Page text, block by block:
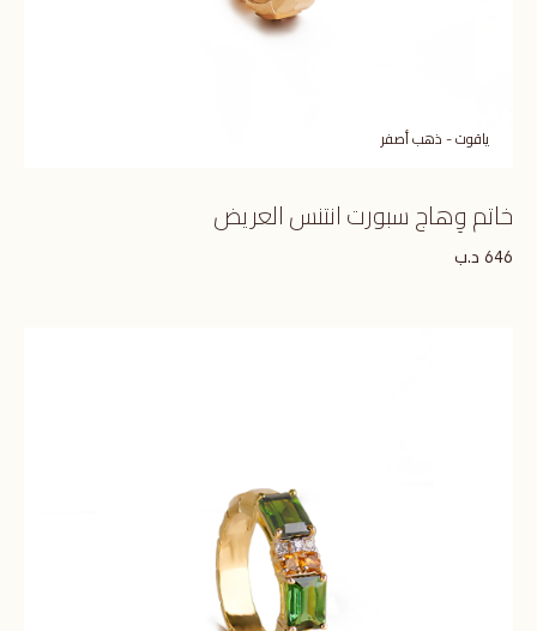
ياقوت - ذهب أصفر
خاتم وِهاج سبورت انتنس العريض
646 د.ب